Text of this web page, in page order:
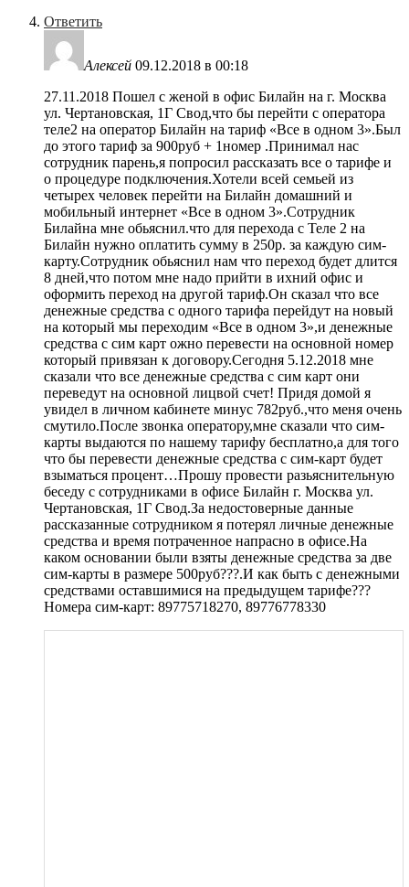
Ответить
Алексей 09.12.2018 в 00:18
27.11.2018 Пошел с женой в офис Билайн на г. Москва
ул. Чертановская, 1Г Свод,что бы перейти с оператора
теле2 на оператор Билайн на тариф «Все в одном 3».Был
до этого тариф за 900руб + 1номер .Принимал нас
сотрудник парень,я попросил рассказать все о тарифе и
о процедуре подключения.Хотели всей семьей из
четырех человек перейти на Билайн домашний и
мобильный интернет «Все в одном 3».Сотрудник
Билайна мне обьяснил.что для перехода с Теле 2 на
Билайн нужно оплатить сумму в 250р. за каждую сим-
карту.Сотрудник обьяснил нам что переход будет длится
8 дней,что потом мне надо прийти в ихний офис и
оформить переход на другой тариф.Он сказал что все
денежные средства с одного тарифа перейдут на новый
на который мы переходим «Все в одном 3»,и денежные
средства с сим карт ожно перевести на основной номер
который привязан к договору.Сегодня 5.12.2018 мне
сказали что все денежные средства с сим карт они
переведут на основной лицвой счет! Придя домой я
увидел в личном кабинете минус 782руб.,что меня очень
смутило.После звонка оператору,мне сказали что сим-
карты выдаются по нашему тарифу бесплатно,а для того
что бы перевести денежные средства с сим-карт будет
взыматься процент…Прошу провести разьяснительную
беседу с сотрудниками в офисе Билайн г. Москва ул.
Чертановская, 1Г Свод.За недостоверные данные
рассказанные сотрудником я потерял личные денежные
средства и время потраченное напрасно в офисе.На
каком основании были взяты денежные средства за две
сим-карты в размере 500руб???.И как быть с денежными
средствами оставшимися на предыдущем тарифе???
Номера сим-карт: 89775718270, 89776778330